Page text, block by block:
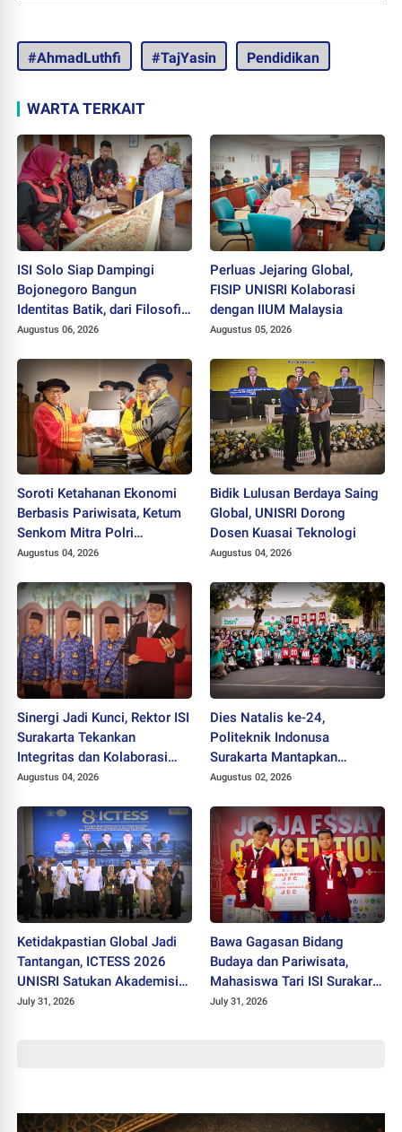
#AhmadLuthfi #TajYasin Pendidikan
WARTA TERKAIT
ISI Solo Siap Dampingi
Bojonegoro Bangun
Identitas Batik, dari Filosofi
hingga HAKI
Augustus 06, 2026
Perluas Jejaring Global,
FISIP UNISRI Kolaborasi
dengan IIUM Malaysia
Augustus 05, 2026
Soroti Ketahanan Ekonomi
Berbasis Pariwisata, Ketum
Senkom Mitra Polri
Dikukuhkan sebagai
Augustus 04, 2026
Bidik Lulusan Berdaya Saing
Global, UNISRI Dorong
Dosen Kuasai Teknologi
Augustus 04, 2026
Sinergi Jadi Kunci, Rektor ISI
Surakarta Tekankan
Integritas dan Kolaborasi
pada Pejabat Baru
Augustus 04, 2026
Dies Natalis ke-24,
Politeknik Indonusa
Surakarta Mantapkan
Langkah Bertransformasi
Augustus 02, 2026
Ketidakpastian Global Jadi
Tantangan, ICTESS 2026
UNISRI Satukan Akademisi 5
Negara Demi Solusi Lintas
July 31, 2026
Bawa Gagasan Bidang
Budaya dan Pariwisata,
Mahasiswa Tari ISI Surakarta
Raih Medali Emas JEC 2026
July 31, 2026